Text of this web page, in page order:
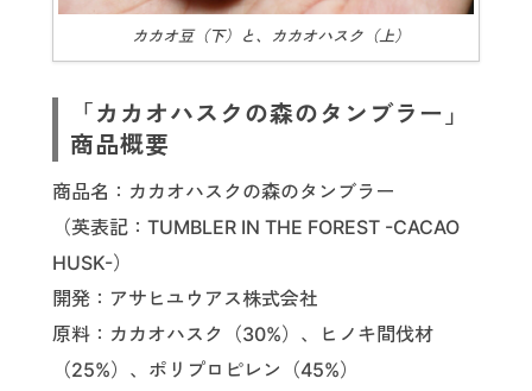
カカオ豆（下）と、カカオハスク（上）
「カカオハスクの森のタンブラー」
商品概要
商品名：カカオハスクの森のタンブラー
（英表記：TUMBLER IN THE FOREST -CACAO
HUSK-）
開発：アサヒユウアス株式会社
原料：カカオハスク（30%）、ヒノキ間伐材
（25%）、ポリプロピレン（45%）